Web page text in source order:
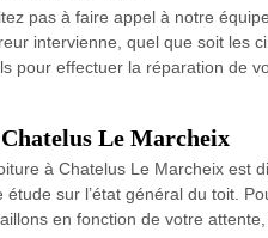
pas à faire appel à notre
intervienne, quel que soit les
pour effectuer la réparation de
Le Marcheix
à Chatelus Le Marcheix est
sur l’état général du toit.
en fonction de votre